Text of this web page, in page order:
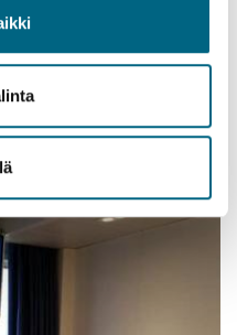
ja ruokailutilat olivat
istua ja katsella maisemia,